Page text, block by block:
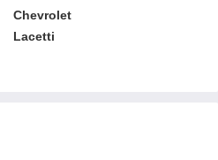
Chevrolet
Lacetti